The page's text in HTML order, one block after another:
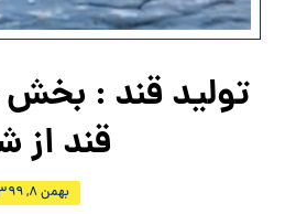
تولید قند : بخش
قند از
بهمن ۸, ۱۳۹۹